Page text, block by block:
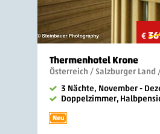
€
Thermenhotel Krone
Österreich / Salzburger Land
3 Nächte, November -
Doppelzimmer,
Neu